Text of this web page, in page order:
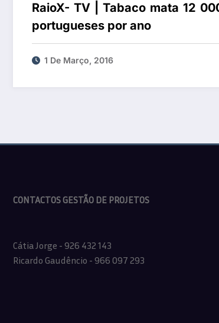
RaioX- TV | Tabaco mata 12
portugueses por ano
1 De Março, 2016
CONTACTOS GESTÃO DE PROJETOS
Cátia Jorge - 926 432 143
Ricardo Gaudêncio - 966 097 293